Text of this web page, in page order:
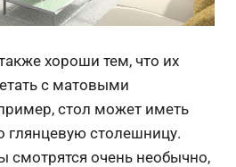
хороши тем, что их
с матовыми
стол может иметь
глянцевую столешницу.
смотрятся очень необычно,